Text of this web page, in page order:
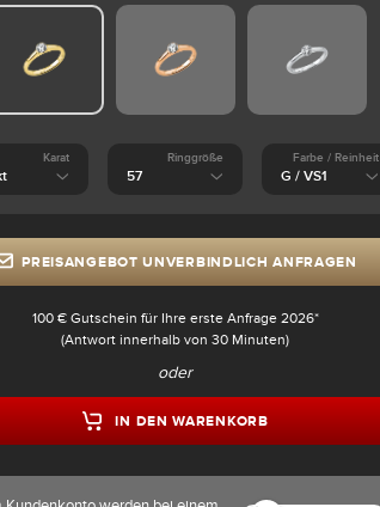
Karat Ringgröße Farbe / Reinheit
PREISANGEBOT UNVERBINDLICH ANFRAGEN
100 € Gutschein für Ihre erste Anfrage 2026*
(Antwort innerhalb von 30 Minuten)
oder
IN DEN WARENKORB